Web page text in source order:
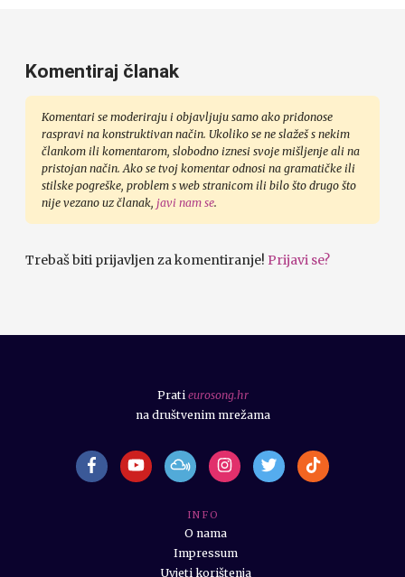
Komentiraj članak
Komentari se moderiraju i objavljuju samo ako pridonose
raspravi na konstruktivan način. Ukoliko se ne slažeš s nekim
člankom ili komentarom, slobodno iznesi svoje mišljenje ali na
pristojan način. Ako se tvoj komentar odnosi na gramatičke ili
stilske pogreške, problem s web stranicom ili bilo što drugo što
nije vezano uz članak, javi nam se.
Trebaš biti prijavljen za komentiranje! Prijavi se?
I N F O
O nama
Impressum
Uvjeti korištenja
Prati eurosong.hr
na društvenim mrežama